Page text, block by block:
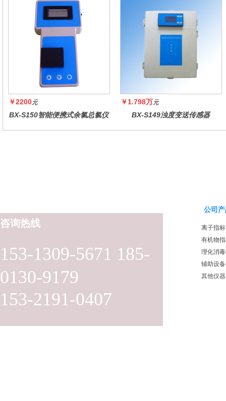
￥2200元
BX-S150智能便携式余氯总氯仪
￥1.798万元
BX-S149浊度变送传感器
153-1309-5671 185-
0130-9179
153-2191-0407
咨询热线
公司
离子指标
有机物
理化消
辅助设备
其他仪器